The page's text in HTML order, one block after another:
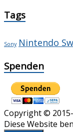
Tags
Sony Nintendo
Spenden
Copyright ©
Diese Website